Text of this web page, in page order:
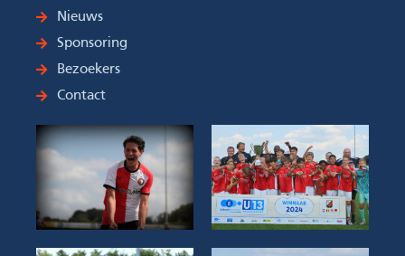
Nieuws
Sponsoring
Bezoekers
Contact